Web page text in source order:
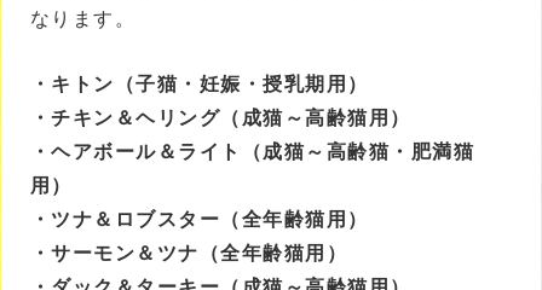
なります。
・キトン（子猫・妊娠・授乳期用）
・チキン＆ヘリング（成猫～高齢猫用）
・ヘアボール＆ライト（成猫～高齢猫・肥満猫
用）
・ツナ＆ロブスター（全年齢猫用）
・サーモン＆ツナ（全年齢猫用）